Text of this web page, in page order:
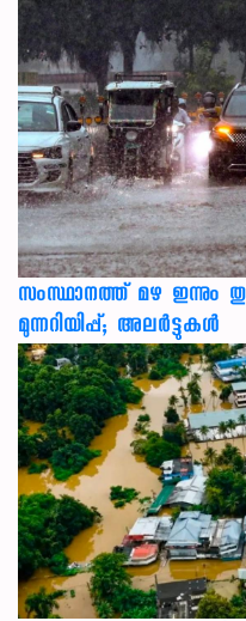
സംസ്ഥാനത്ത് മഴ ഇന്നും
മുന്നറിയിപ്പ്; അലർട്ടുകൾ